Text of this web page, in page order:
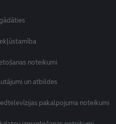
noteikumi
un atbildes
pakalpojuma noteikumi